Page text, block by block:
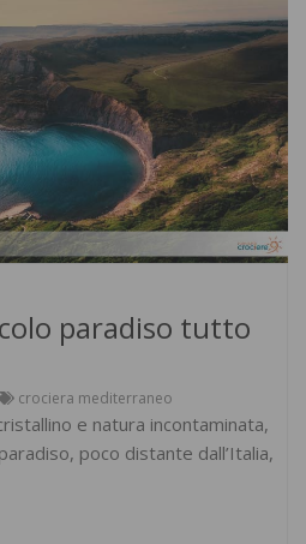
paradiso tutto
crociera mediterraneo
e natura incontaminata,
poco distante dall’Italia,